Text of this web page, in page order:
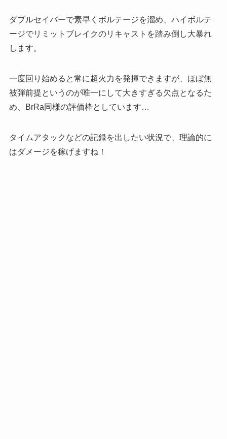
ダブルセイバーで素早くボルテージを溜め、ハイボルテ
ージでリミットブレイクのリキャストを踏み倒し大暴れ
します。
一度回り始めると常に超火力を発揮できますが、ほぼ無
被弾前提というのが唯一にして大きすぎる欠点となるた
め、BrRa同様の評価枠としています…
タイムアタックなどの記録を出したい状況で、理論的に
はダメージを稼げますね！